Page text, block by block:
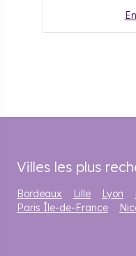
Villes les plus
Bordeaux Lille Lyon
Paris Île-de-France